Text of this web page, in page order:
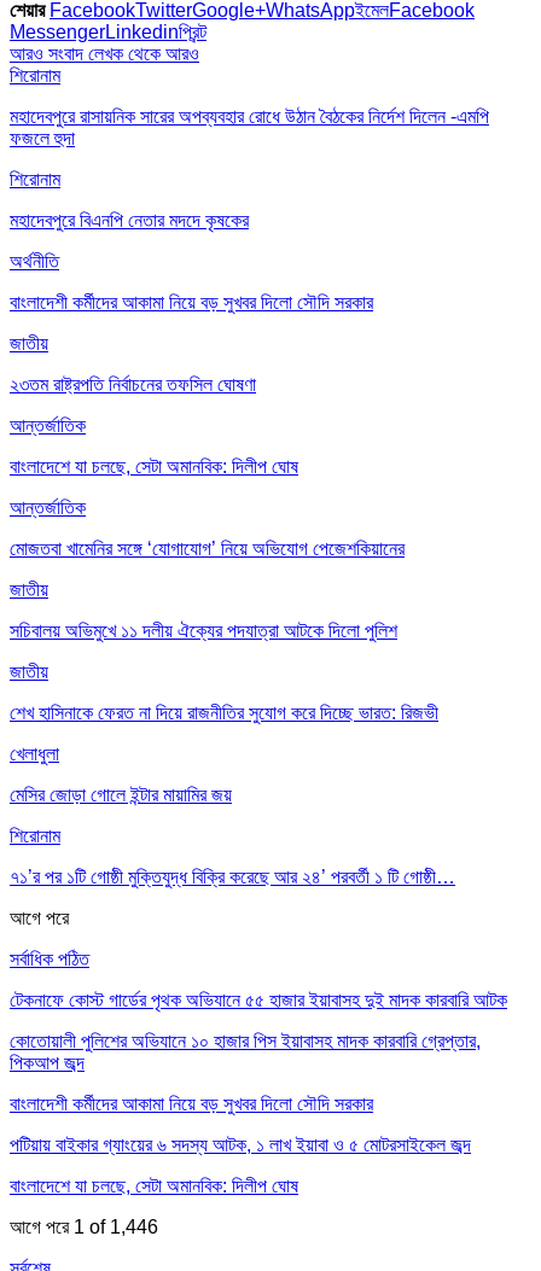
শেয়ার FacebookTwitterGoogle+WhatsAppইমেলFacebook
MessengerLinkedinপ্রিন্ট
আরও সংবাদ লেখক থেকে আরও
শিরোনাম
মহাদেবপুরে রাসায়নিক সারের অপব্যবহার রোধে উঠান বৈঠকের নির্দেশ দিলেন -এমপি
ফজলে হুদা
শিরোনাম
মহাদেবপুরে বিএনপি নেতার মদদে কৃষকের
অর্থনীতি
বাংলাদেশী কর্মীদের আকামা নিয়ে বড় সুখবর দিলো সৌদি সরকার
জাতীয়
২৩তম রাষ্ট্রপতি নির্বাচনের তফসিল ঘোষণা
আন্তর্জাতিক
বাংলাদেশে যা চলছে, সেটা অমানবিক: দিলীপ ঘোষ
আন্তর্জাতিক
মোজতবা খামেনির সঙ্গে ‘যোগাযোগ’ নিয়ে অভিযোগ পেজেশকিয়ানের
জাতীয়
সচিবালয় অভিমুখে ১১ দলীয় ঐক্যের পদযাত্রা আটকে দিলো পুলিশ
জাতীয়
শেখ হাসিনাকে ফেরত না দিয়ে রাজনীতির সুযোগ করে দিচ্ছে ভারত: রিজভী
খেলাধুলা
মেসির জোড়া গোলে ইন্টার মায়ামির জয়
শিরোনাম
৭১’র পর ১টি গোষ্ঠী মুক্তিযুদ্ধ বিক্রি করেছে আর ২৪’ পরবর্তী ১ টি গোষ্ঠী…
আগে পরে
সর্বাধিক পঠিত
টেকনাফে কোস্ট গার্ডের পৃথক অভিযানে ৫৫ হাজার ইয়াবাসহ দুই মাদক কারবারি আটক
কোতোয়ালী পুলিশের অভিযানে ১০ হাজার পিস ইয়াবাসহ মাদক কারবারি গ্রেপ্তার,
পিকআপ জব্দ
বাংলাদেশী কর্মীদের আকামা নিয়ে বড় সুখবর দিলো সৌদি সরকার
পটিয়ায় বাইকার গ্যাংয়ের ৬ সদস্য আটক, ১ লাখ ইয়াবা ও ৫ মোটরসাইকেল জব্দ
বাংলাদেশে যা চলছে, সেটা অমানবিক: দিলীপ ঘোষ
আগে পরে 1 of 1,446